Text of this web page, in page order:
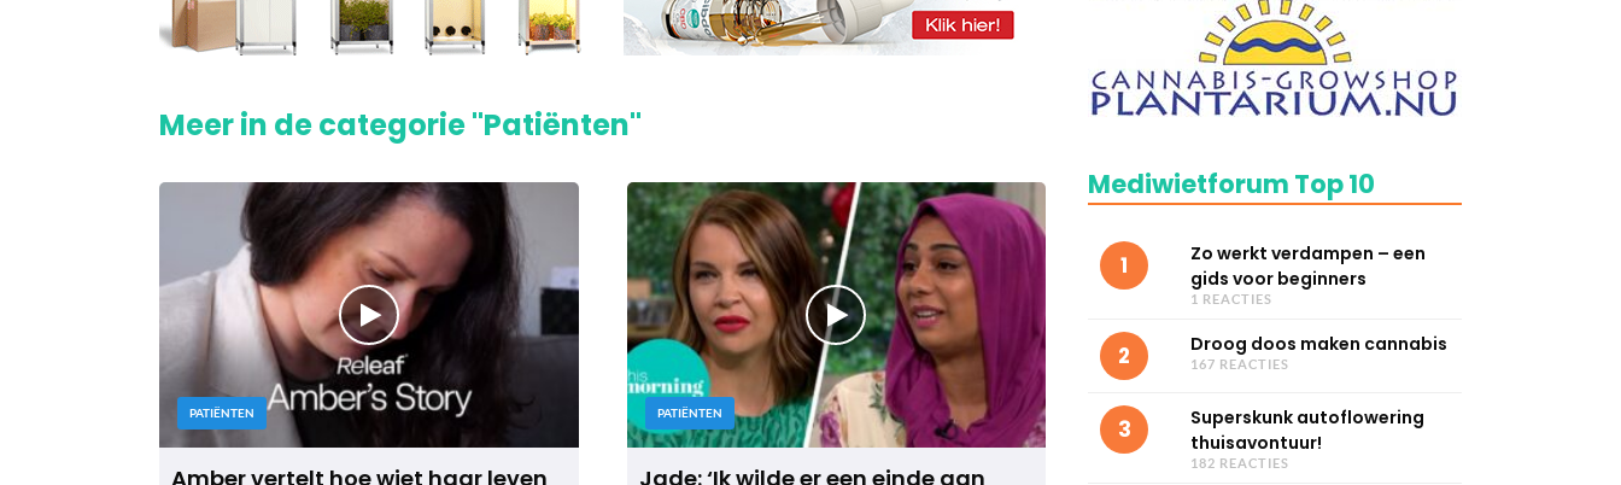
Meer in de categorie "Patiënten"
PATIËNTEN
Amber vertelt hoe wiet haar leven
PATIËNTEN
Jade: ‘Ik wilde er een einde aan
Mediwietforum Top 10
1
Zo werkt verdampen – een
gids voor beginners
1 REACTIES
2 Droog doos maken cannabis
167 REACTIES
3
Superskunk autoflowering
thuisavontuur!
182 REACTIES